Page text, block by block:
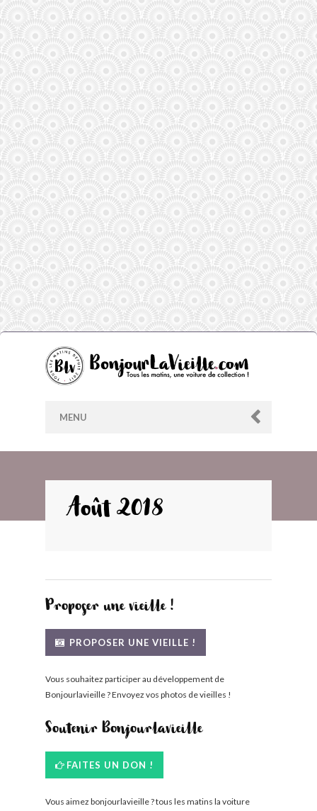
MENU
LE BLOG
BONJOURLAVIEILLE ?
MODÈLES ET MARQUES
COMMENT FONCTIONNE BLV ?
Août 2018
Proposer une vieille !
PROPOSER UNE VIEILLE !
Vous souhaitez participer au développement de
Bonjourlavieille ? Envoyez vos photos de vieilles !
Soutenir Bonjourlavieille
FAITES UN DON !
Vous aimez bonjourlavieille ? tous les matins la voiture